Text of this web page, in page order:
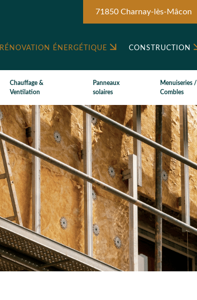
RÉNOVATION ÉNERGÉTIQUE CONSTRUCTION
71850 Charnay-lès-Mâcon
Chauffage &
Ventilation
Panneaux
solaires
Menuiseries /
Combles